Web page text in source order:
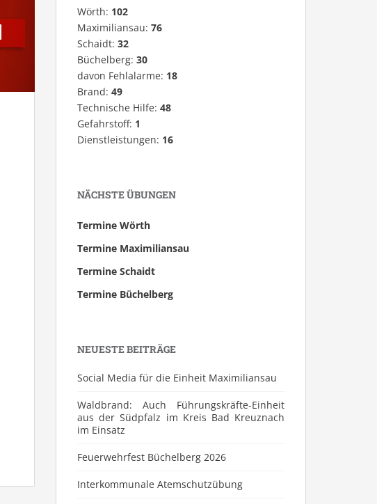
Wörth: 102
Maximiliansau: 76
Schaidt: 32
Büchelberg: 30
davon Fehlalarme: 18
Brand: 49
Technische Hilfe: 48
Gefahrstoff: 1
Dienstleistungen: 16
NÄCHSTE ÜBUNGEN
Termine Wörth
Termine Maximiliansau
Termine Schaidt
Termine Büchelberg
NEUESTE BEITRÄGE
Social Media für die Einheit Maximiliansau
Waldbrand: Auch Führungskräfte-Einheit
aus der Südpfalz im Kreis Bad Kreuznach
im Einsatz
Feuerwehrfest Büchelberg 2026
⁠Interkommunale Atemschutzübung